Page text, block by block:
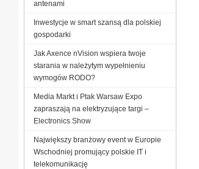
antenami
Inwestycje w smart szansą dla polskiej
gospodarki
Jak Axence nVision wspiera twoje
starania w należytym wypełnieniu
wymogów RODO?
Media Markt i Ptak Warsaw Expo
zapraszają na elektryzujące targi –
Electronics Show
Największy branżowy event w Europie
Wschodniej promujący polskie IT i
telekomunikację